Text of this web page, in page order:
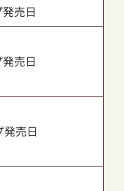
売日
売日
売日